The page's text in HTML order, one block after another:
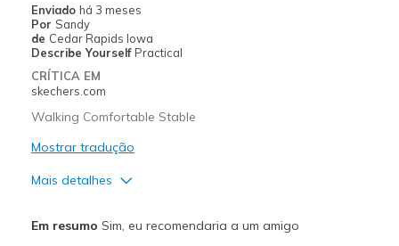
Width
Feels true to width
Sizing
Feels true to size
View On Shoes
Enviado há 3 meses
Por Sandy
de Cedar Rapids Iowa
Describe Yourself Practical
CRÍTICA EM
skechers.com
Walking Comfortable Stable
Mostrar tradução
Mais detalhes
Em resumo Sim, eu recomendaria a um amigo